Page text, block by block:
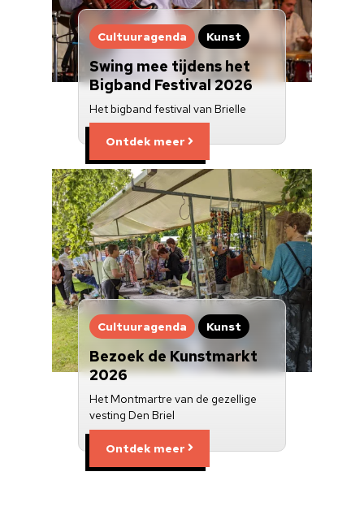
Cultuuragenda Kunst
Swing mee tijdens het
Bigband Festival 2026
Het bigband festival van Brielle
Ontdek meer
Cultuuragenda Kunst
Bezoek de Kunstmarkt
2026
Het Montmartre van de gezellige
vesting Den Briel
Ontdek meer